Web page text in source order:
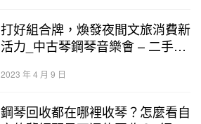
打好組合牌，煥發夜間文旅消費新
活力_中古琴鋼琴音樂會 – 二手鋼
2023 年 4 月 9 日
鋼琴回收都在哪裡收琴？怎麼看自